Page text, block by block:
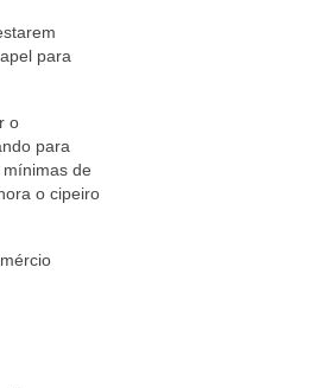
para
o
para
de
o cipeiro